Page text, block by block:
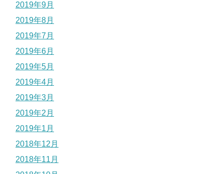
2019年9月
2019年8月
2019年7月
2019年6月
2019年5月
2019年4月
2019年3月
2019年2月
2019年1月
2018年12月
2018年11月